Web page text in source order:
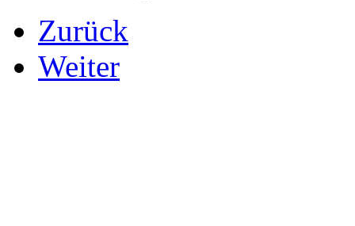
Zurück
Weiter